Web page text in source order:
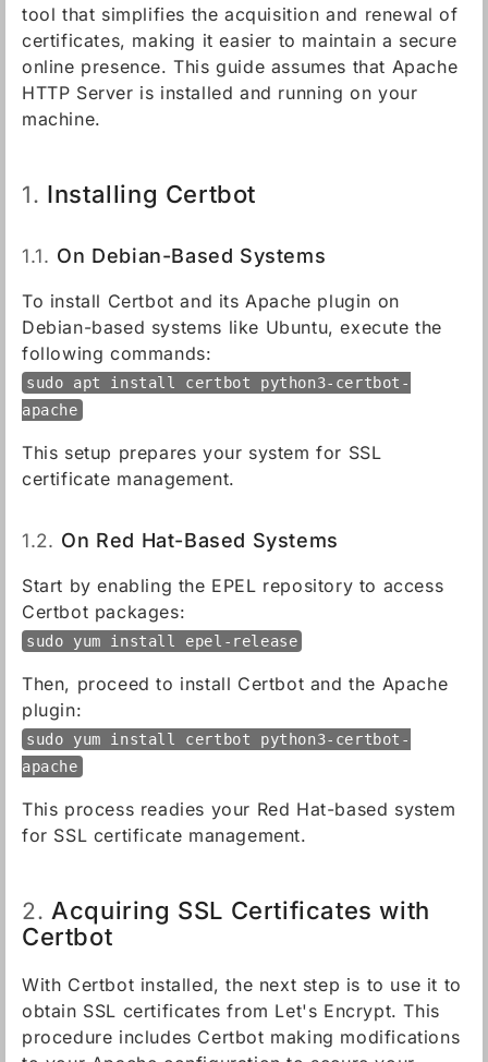
tool that simplifies the acquisition and renewal of
certificates, making it easier to maintain a secure
online presence. This guide assumes that Apache
HTTP Server is installed and running on your
machine.
1. Installing Certbot
1.1. On Debian-Based Systems
To install Certbot and its Apache plugin on
Debian-based systems like Ubuntu, execute the
following commands:
sudo apt install certbot python3-certbot-
apache
This setup prepares your system for SSL
certificate management.
1.2. On Red Hat-Based Systems
Start by enabling the EPEL repository to access
Certbot packages:
sudo yum install epel-release
Then, proceed to install Certbot and the Apache
plugin:
sudo yum install certbot python3-certbot-
apache
This process readies your Red Hat-based system
for SSL certificate management.
2. Acquiring SSL Certificates with
Certbot
With Certbot installed, the next step is to use it to
obtain SSL certificates from Let's Encrypt. This
procedure includes Certbot making modifications